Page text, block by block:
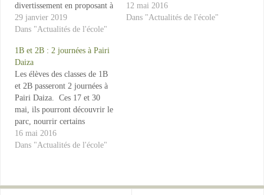
divertissement en proposant à
nos élèves des activités
sportives, artistiques, jeux de
nature ». Celles-ci ont pour
but de « couper » le rythme
scolaire habituel durant cette
longue période hivernale de
8…
29 janvier 2019
Dans "Actualités de l'école"
Au programme : découverte
des classes d'animaux,
12 mai 2016
Dans "Actualités de l'école"
1B et 2B : 2 journées à Pairi
Daiza
Les élèves des classes de 1B
et 2B passeront 2 journées à
Pairi Daiza. Ces 17 et 30
mai, ils pourront découvrir le
parc, nourrir certains
animaux et bien d'autres
choses encore.
16 mai 2016
Dans "Actualités de l'école"